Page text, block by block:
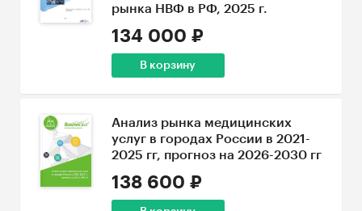
рынка НВФ в РФ, 2025 г.
134 000 ₽
В корзину
Анализ рынка медицинских
услуг в городах России в 2021-
2025 гг, прогноз на 2026-2030 гг
138 600 ₽